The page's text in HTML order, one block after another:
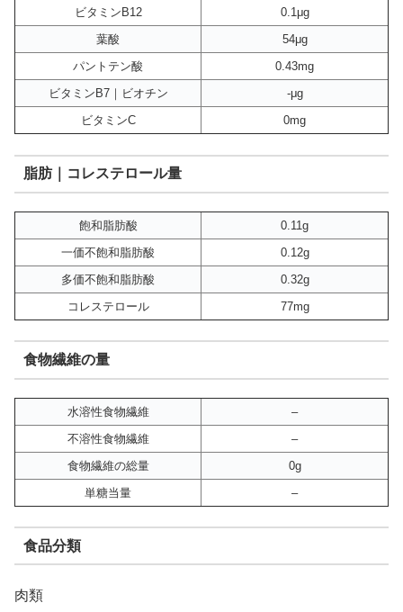
ビタミンB12
0.1μg
葉酸
54μg
パントテン酸
0.43mg
ビタミンB7｜ビオチン
-μg
ビタミンC
0mg
脂肪｜コレステロール量
飽和脂肪酸
0.11g
一価不飽和脂肪酸
0.12g
多価不飽和脂肪酸
0.32g
コレステロール
77mg
食物繊維の量
水溶性食物繊維
–
不溶性食物繊維
–
食物繊維の総量
0g
単糖当量
–
食品分類
肉類